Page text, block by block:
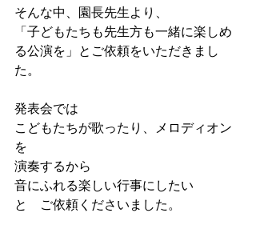
そんな中、園長先生より、
「子どもたちも先生方も一緒に楽しめ
る公演を」とご依頼をいただきまし
た。
発表会では
こどもたちが歌ったり、メロディオン
を
演奏するから
音にふれる楽しい行事にしたい
と　ご依頼くださいました。